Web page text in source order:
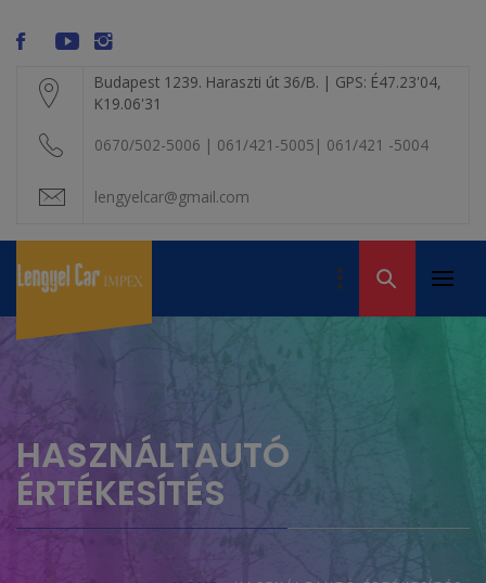
Budapest 1239. Haraszti út 36/B. | GPS: É47.23'04,
K19.06'31
0670/502-5006 | 061/421-5005| 061/421 -5004
lengyelcar@gmail.com
LENGYEL CAR
IMPEX KFT. – A
Menu
HASZNÁLTAUTÓ
ÉRTÉKESÍTÉS